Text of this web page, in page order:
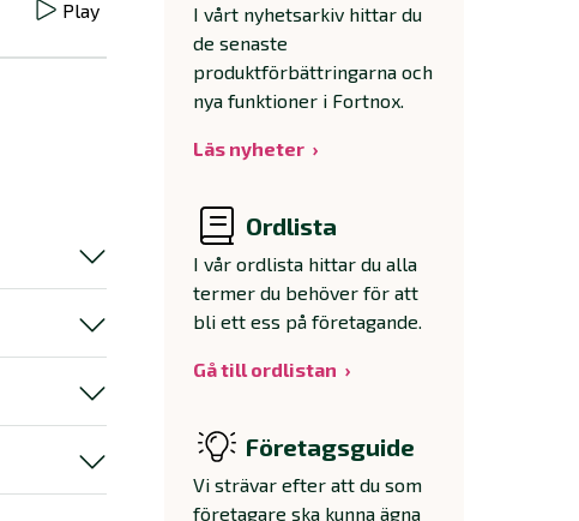
Play
I vårt nyhetsarkiv hittar du
de senaste
produktförbättringarna och
nya funktioner i Fortnox.
Läs nyheter
Ordlista
I vår ordlista hittar du alla
termer du behöver för att
bli ett ess på företagande.
Gå till ordlistan
Företagsguide
Vi strävar efter att du som
företagare ska kunna ägna